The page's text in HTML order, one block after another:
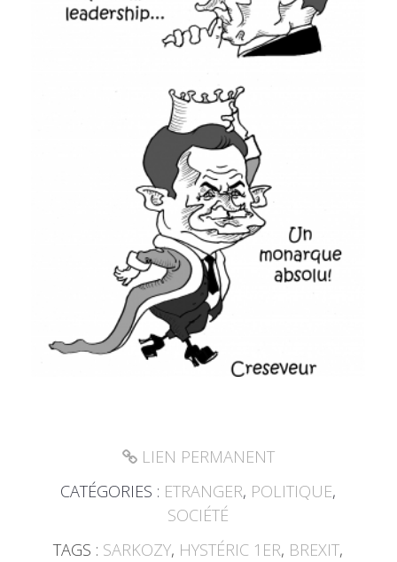
LIEN PERMANENT
CATÉGORIES : ETRANGER, POLITIQUE,
SOCIÉTÉ
TAGS : SARKOZY, HYSTÉRIC 1ER, BREXIT,